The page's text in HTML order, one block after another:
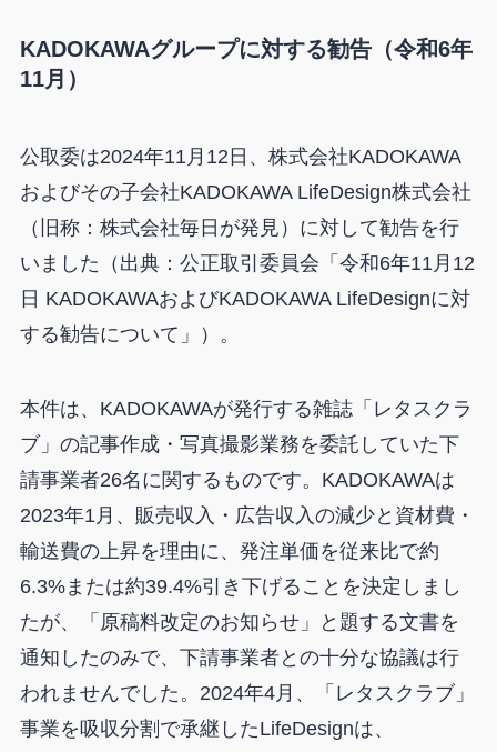
KADOKAWAグループに対する勧告（令和6年
11月）
公取委は2024年11月12日、株式会社KADOKAWA
およびその子会社KADOKAWA LifeDesign株式会社
（旧称：株式会社毎日が発見）に対して勧告を行
いました（出典：公正取引委員会「令和6年11月12
日 KADOKAWAおよびKADOKAWA LifeDesignに対
する勧告について」）。
本件は、KADOKAWAが発行する雑誌「レタスクラ
ブ」の記事作成・写真撮影業務を委託していた下
請事業者26名に関するものです。KADOKAWAは
2023年1月、販売収入・広告収入の減少と資材費・
輸送費の上昇を理由に、発注単価を従来比で約
6.3%または約39.4%引き下げることを決定しまし
たが、「原稿料改定のお知らせ」と題する文書を
通知したのみで、下請事業者との十分な協議は行
われませんでした。2024年4月、「レタスクラブ」
事業を吸収分割で承継したLifeDesignは、